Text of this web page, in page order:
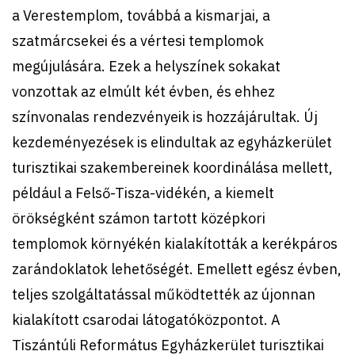
a Verestemplom, továbbá a kismarjai, a
szatmárcsekei és a vértesi templomok
megújulására. Ezek a helyszínek sokakat
vonzottak az elmúlt két évben, és ehhez
színvonalas rendezvényeik is hozzájárultak. Új
kezdeményezések is elindultak az egyházkerület
turisztikai szakembereinek koordinálása mellett,
például a Felső-Tisza-vidékén, a kiemelt
örökségként számon tartott középkori
templomok környékén kialakították a kerékpáros
zarándoklatok lehetőségét. Emellett egész évben,
teljes szolgáltatással működtették az újonnan
kialakított csarodai látogatóközpontot. A
Tiszántúli Református Egyházkerület turisztikai